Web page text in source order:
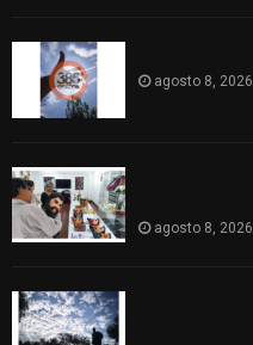
agosto 8, 2026
agosto 8, 2026